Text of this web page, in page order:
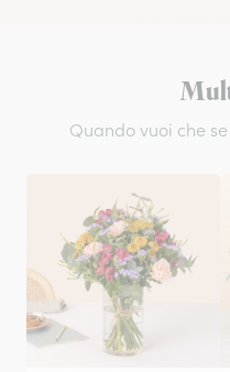
Quando vuoi che